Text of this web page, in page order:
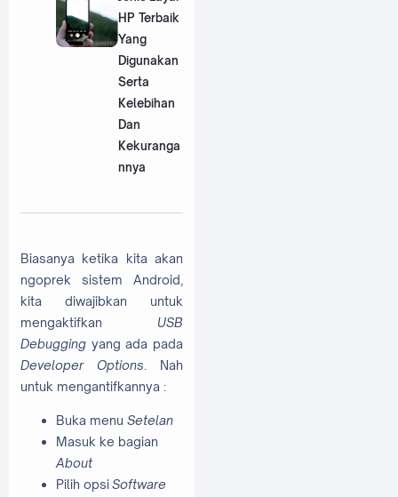
HP Terbaik
Yang
Digunakan
Serta
Kelebihan
Dan
Kekuranga
nnya
Biasanya ketika kita akan
ngoprek sistem Android,
kita diwajibkan untuk
mengaktifkan USB
Debugging yang ada pada
Developer Options. Nah
untuk mengantifkannya :
Buka menu Setelan
Masuk ke bagian
About
Pilih opsiSoftware